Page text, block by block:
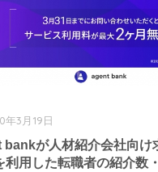
年3月19日
bankが人材紹介会社向け
利用した転職者の紹介数